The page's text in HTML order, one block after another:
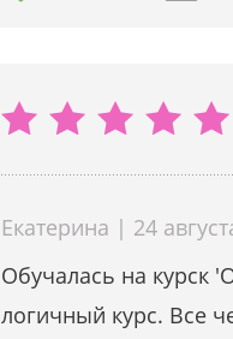
Екатерина | 24
Обучалась на курск
логичный курс. Все